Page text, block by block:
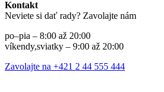
Kontakt
Neviete si dať rady? Zavolajte nám
po–pia – 8:00 až 20:00
víkendy,sviatky – 9:00 až 20:00
Zavolajte na +421 2 44 555 444